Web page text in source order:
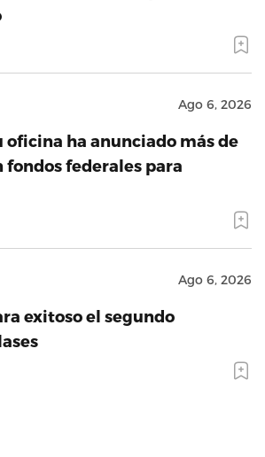
Ago 6, 2026
oficina ha anunciado más de
fondos federales para
Ago 6, 2026
exitoso el segundo